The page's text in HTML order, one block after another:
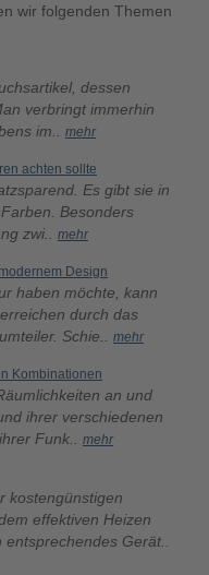
wir folgenden Themen
dessen
verbringt immerhin
im.. mehr
achten sollte
Es gibt sie in
Besonders
zwi.. mehr
Design
haben möchte, kann
durch das
Schie.. mehr
Kombinationen
an und
ihrer verschiedenen
Funk.. mehr
kostengünstigen
effektiven Heizen
Gerät..